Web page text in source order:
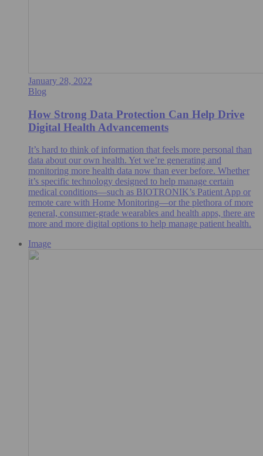
January 28, 2022
Blog
How Strong Data Protection Can Help Drive
Digital Health Advancements
It’s hard to think of information that feels more personal than
data about our own health. Yet we’re generating and
monitoring more health data now than ever before. Whether
it’s specific technology designed to help manage certain
medical conditions—such as BIOTRONIK’s Patient App or
remote care with Home Monitoring—or the plethora of more
general, consumer-grade wearables and health apps, there are
more and more digital options to help manage patient health.
Image